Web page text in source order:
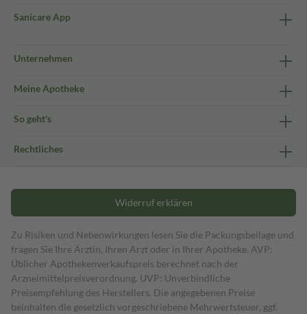
Sanicare App
Unternehmen
Meine Apotheke
So geht's
Rechtliches
Widerruf erklären
Zu Risiken und Nebenwirkungen lesen Sie die Packungsbeilage und
fragen Sie Ihre Ärztin, Ihren Arzt oder in Ihrer Apotheke. AVP:
Üblicher Apothekenverkaufspreis berechnet nach der
Arzneimittelpreisverordnung. UVP: Unverbindliche
Preisempfehlung des Herstellers. Die angegebenen Preise
beinhalten die gesetzlich vorgeschriebene Mehrwertsteuer, ggf.